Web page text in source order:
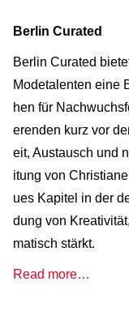
Berlin Curated
Berlin Curated
Modetalenten eine
hen für
erenden kurz vor
eit, Austausch und
itung von
ues Kapitel in der
dung von
matisch stärkt.
Read more…